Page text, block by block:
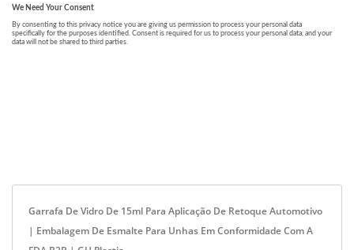
Garrafa De Vidro De 15ml Para Aplicação De Retoque Automotivo
| Embalagem De Esmalte Para Unhas Em Conformidade Com A